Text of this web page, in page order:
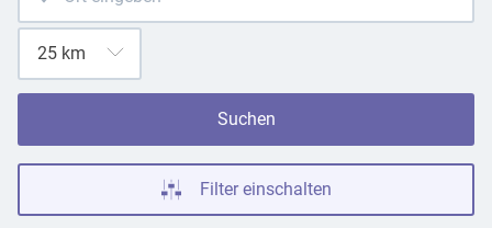
Suchen
Filter einschalten